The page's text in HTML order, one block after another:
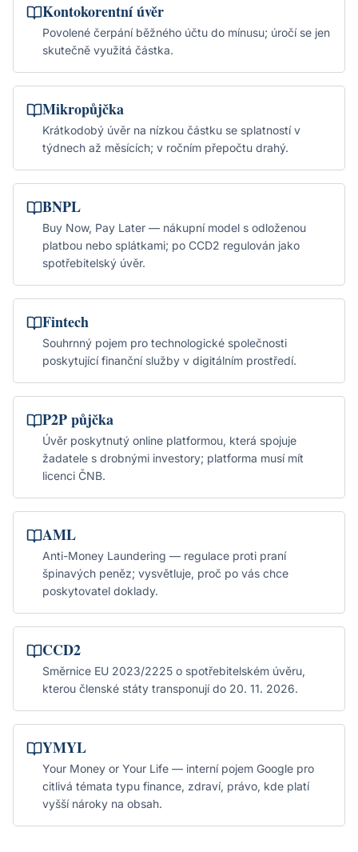
Kontokorentní úvěr
Povolené čerpání běžného účtu do mínusu; úročí se jen
skutečně využitá částka.
Mikropůjčka
Krátkodobý úvěr na nízkou částku se splatností v
týdnech až měsících; v ročním přepočtu drahý.
BNPL
Buy Now, Pay Later — nákupní model s odloženou
platbou nebo splátkami; po CCD2 regulován jako
spotřebitelský úvěr.
Fintech
Souhrnný pojem pro technologické společnosti
poskytující finanční služby v digitálním prostředí.
P2P půjčka
Úvěr poskytnutý online platformou, která spojuje
žadatele s drobnými investory; platforma musí mít
licenci ČNB.
AML
Anti-Money Laundering — regulace proti praní
špinavých peněz; vysvětluje, proč po vás chce
poskytovatel doklady.
CCD2
Směrnice EU 2023/2225 o spotřebitelském úvěru,
kterou členské státy transponují do 20. 11. 2026.
YMYL
Your Money or Your Life — interní pojem Google pro
citlivá témata typu finance, zdraví, právo, kde platí
vyšší nároky na obsah.